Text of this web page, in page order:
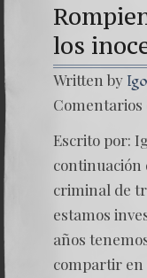
los
Written by
Comentarios
Escrito por:
continuación
criminal de
estamos
años
compartir en